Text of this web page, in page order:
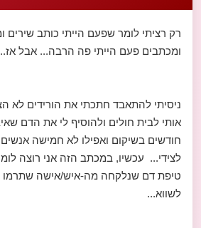
רק רציתי לומר שפעם הייתי כותב שירים
ומכתבים פעם הייתי פה הרבה... אבל
ניסיתי להתאבד חתכתי את הורידים לא
חודשים בשיקום ואפילו לא חמישה
לצידי... עכשיו, במכתב הזה אני רוצה
טיפת דם שנלקחה מה-איש/אישה שתרמו
לשווא...